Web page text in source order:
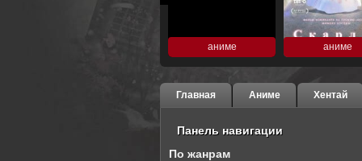
аниме аниме
Главная Аниме Хентай
Панель навигации
По жанрам